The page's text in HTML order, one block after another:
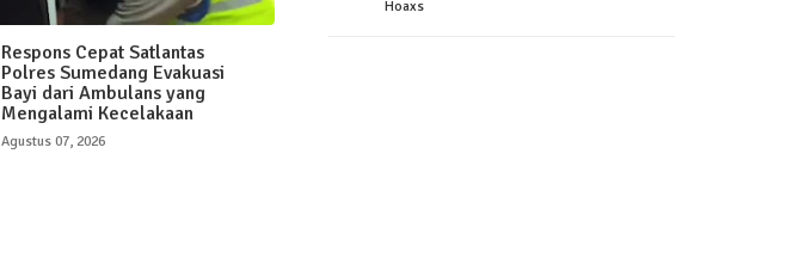
Respons Cepat Satlantas
Polres Sumedang Evakuasi
Bayi dari Ambulans yang
Mengalami Kecelakaan
Agustus 07, 2026
Hoaxs